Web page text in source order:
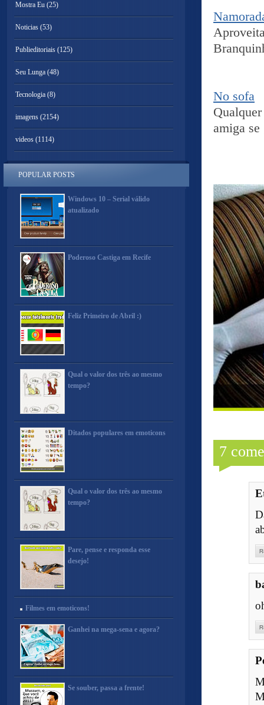
No sofa
amiga se
7
Mostra Eu (25)
Noticias (53)
Publieditoriais (125)
Seu Lunga (48)
Tecnologia (8)
imagens (2154)
videos (1114)
POPULAR POSTS
Windows 10 – Serial válido
atualizado
Poderoso Castiga em Recife
Feliz Primeiro de Abril :)
Qual o valor dos três ao mesmo
tempo?
Ditados populares em emoticons
Qual o valor dos três ao mesmo
tempo?
Pare, pense e responda esse
desejo!
Filmes em emoticons!
Ganhei na mega-sena e agora?
Se souber, passa a frente!